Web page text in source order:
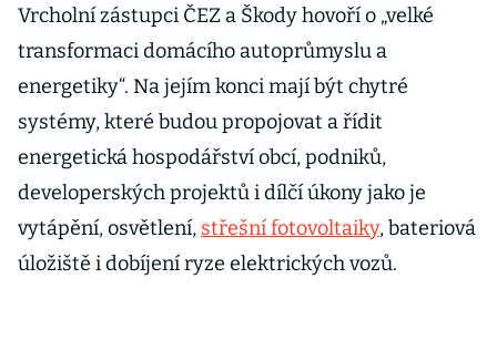
Vrcholní zástupci ČEZ a Škody hovoří o „velké
transformaci domácího autoprůmyslu a
energetiky“. Na jejím konci mají být chytré
systémy, které budou propojovat a řídit
energetická hospodářství obcí, podniků,
developerských projektů i dílčí úkony jako je
vytápění, osvětlení, střešní fotovoltaiky, bateriová
úložiště i dobíjení ryze elektrických vozů.